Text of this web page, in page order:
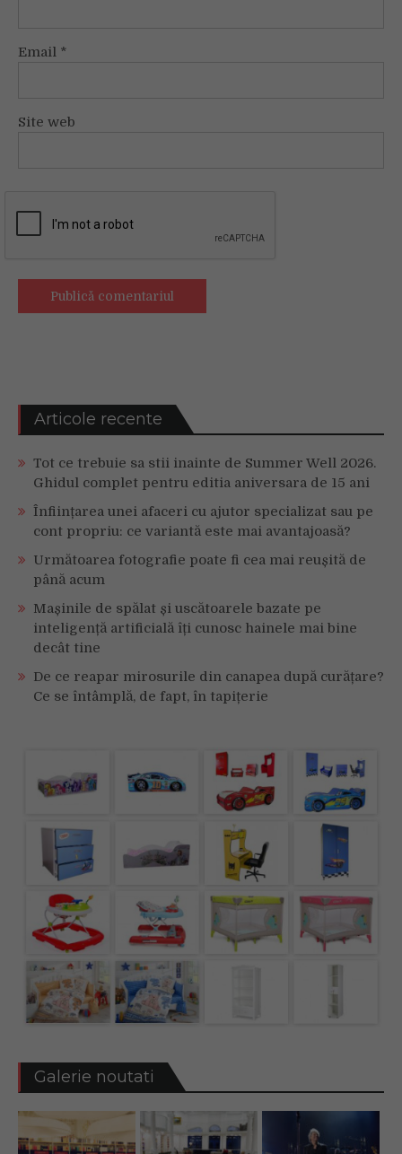
Email *
Site web
Articole recente
Tot ce trebuie sa stii inainte de Summer Well 2026.
Ghidul complet pentru editia aniversara de 15 ani
Înființarea unei afaceri cu ajutor specializat sau pe
cont propriu: ce variantă este mai avantajoasă?
Următoarea fotografie poate fi cea mai reușită de
până acum
Mașinile de spălat și uscătoarele bazate pe
inteligență artificială îți cunosc hainele mai bine
decât tine
De ce reapar mirosurile din canapea după curățare?
Ce se întâmplă, de fapt, în tapițerie
Galerie noutati